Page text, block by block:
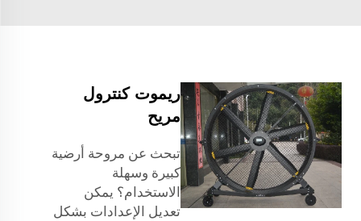
ريموت كنترول
مريح
تبحث عن مروحة أرضية
كبيرة وسهلة
الاستخدام؟ يمكن
تعديل الإعدادات بشكل